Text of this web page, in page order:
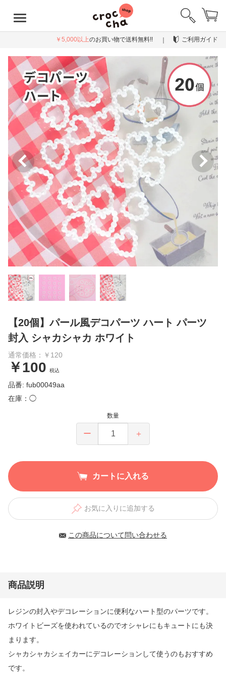
￥5,000以上のお買い物で送料無料!! ご利用ガイド
【20個】パール風デコパーツ ハート パーツ
封入 シャカシャカ ホワイト
通常価格：￥120
￥100 税込
品番: fub00049aa
在庫：◯
数量
ー ＋
カートに入れる
お気に入りに追加する
この商品について問い合わせる
商品説明
レジンの封入やデコレーションに便利なハート型のパーツです。
ホワイトビーズを使われているのでオシャレにもキュートにも決
まります。
シャカシャカシェイカーにデコレーションして使うのもおすすめ
です。